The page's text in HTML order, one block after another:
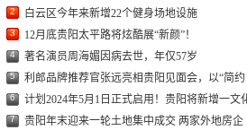
2 白云区今年来新增22个健身场地设施
3 12月底贵阳太平路将炫酷展“新颜”！
4 著名演员周海媚因病去世，年仅57岁
5 利郎品牌推荐官张远亮相贵阳见面会，以“简约
6 计划2024年5月1日正式启用！贵阳将新增一文
7 贵阳年末迎来一轮土地集中成交 两家外地房企